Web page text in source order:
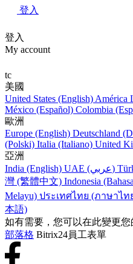
登入
登入
My account
tc
美國
United States (English) América
México (Español) Colombia
歐洲
Europe (English) Deutschland
(Polski) Italia (Italiano) United
亞洲
India (English)
UAE (عربي)
灣 (繁體中文) Indonesia
Melayu) ประเทศไทย (ภาษาไท
本語)
如有需要，您可以在此變更您
部落格 Bitrix24員工表單